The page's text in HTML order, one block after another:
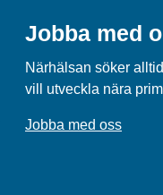
Jobba med
Närhälsan söker
vill utveckla nära
Jobba med oss